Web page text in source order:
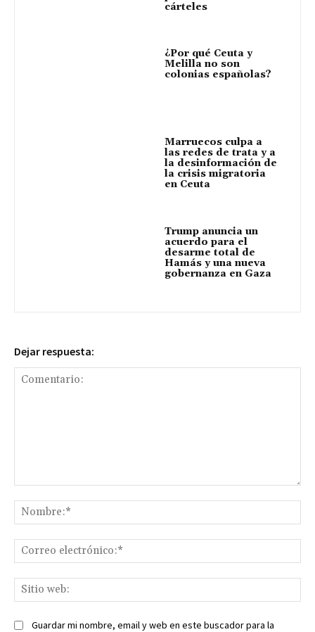
cárteles
¿Por qué Ceuta y
Melilla no son
colonias españolas?
Marruecos culpa a
las redes de trata y a
la desinformación de
la crisis migratoria
en Ceuta
Trump anuncia un
acuerdo para el
desarme total de
Hamás y una nueva
gobernanza en Gaza
Dejar respuesta:
Guardar mi nombre, email y web en este buscador para la